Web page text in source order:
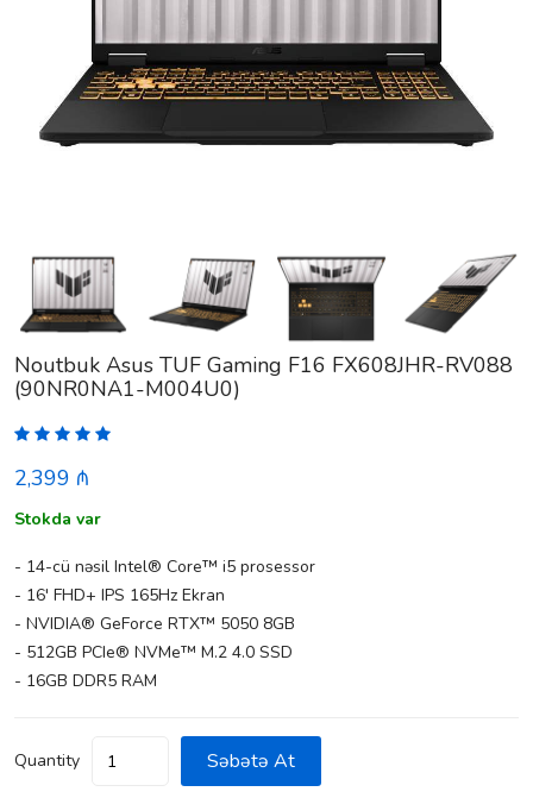
Noutbuk Asus TUF Gaming F16 FX608JHR-RV088
(90NR0NA1-M004U0)
2,399 ₼
Stokda var
- 14-cü nəsil Intel® Core™ i5 prosessor
- 16' FHD+ IPS 165Hz Ekran
- NVIDIA® GeForce RTX™ 5050 8GB
- 512GB PCIe® NVMe™ M.2 4.0 SSD
- 16GB DDR5 RAM
Quantity Səbətə At